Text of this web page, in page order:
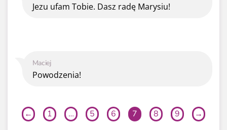
Maciej
Powodzenia!
Jezu ufam Tobie. Dasz radę Marysiu!
← 1 … 5 6 7 8 9 →